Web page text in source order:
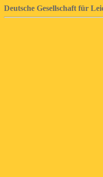
Deutsche Gesellschaft für